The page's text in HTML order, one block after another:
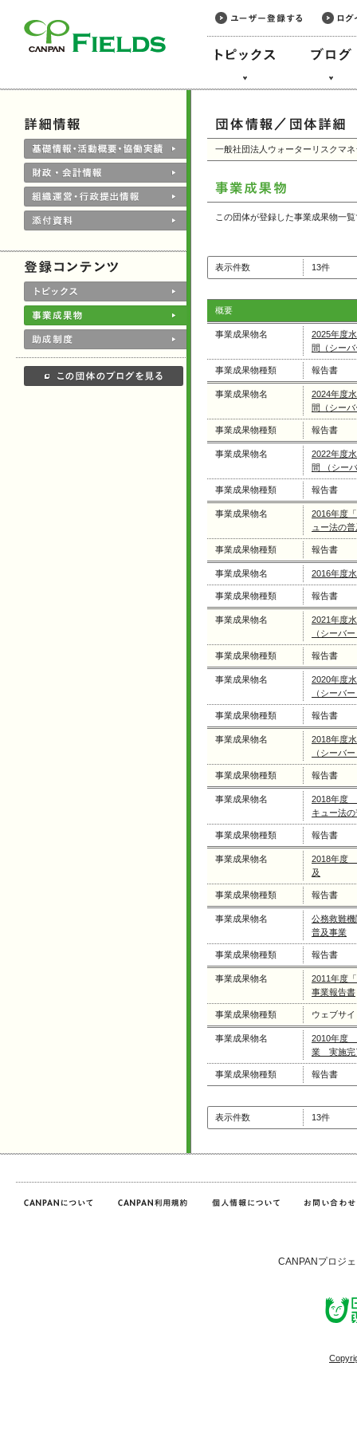
一般社団法人ウォーターリスクマ
この団体が登録した事業成果物一
表示件数 13件
概要
事業成果物名
2025年度
間（シー
事業成果物種類 報告書
事業成果物名
2024年度
間（シー
事業成果物種類 報告書
事業成果物名
2022年度
間 （シー
事業成果物種類 報告書
事業成果物名
2016年度
ュー法の
事業成果物種類 報告書
事業成果物名 2016年度
事業成果物種類 報告書
事業成果物名
2021年度
（シーバ
事業成果物種類 報告書
事業成果物名
2020年度
（シーバ
事業成果物種類 報告書
事業成果物名
2018年度
（シーバ
事業成果物種類 報告書
事業成果物名
2018年度
キュー法
事業成果物種類 報告書
事業成果物名
2018年度
及
事業成果物種類 報告書
事業成果物名
公務救難
普及事業
事業成果物種類 報告書
事業成果物名
2011年度
事業報告書
事業成果物種類 ウェブサイ
事業成果物名
2010年度
業 実施完
事業成果物種類 報告書
表示件数 13件
CANPANプロジ